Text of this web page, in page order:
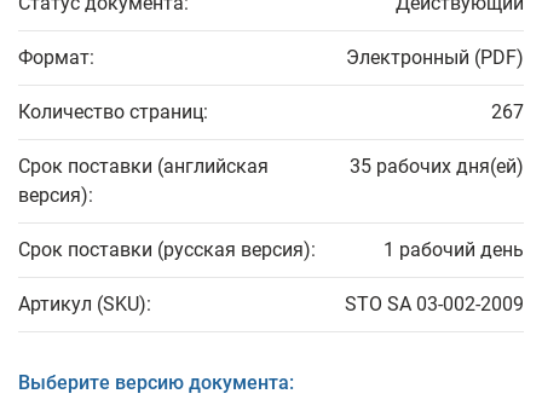
Формат: Электронный (PDF)
Количество страниц: 267
Срок поставки (английская
версия):
35 рабочих дня(ей)
Срок поставки (русская версия): 1 рабочий день
Артикул (SKU): STO SA 03-002-2009
Выберите версию документа: